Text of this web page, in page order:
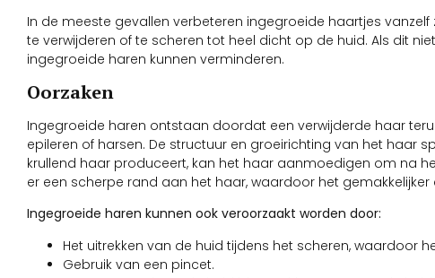
In de meeste gevallen verbeteren ingegroeide haartjes
te verwijderen of te scheren tot heel dicht op de huid. Als dit
ingegroeide haren kunnen verminderen.
Oorzaken
Ingegroeide haren ontstaan doordat een verwijderde haar
epileren of harsen. De structuur en groeirichting van het haar
krullend haar produceert, kan het haar aanmoedigen om na
er een scherpe rand aan het haar, waardoor het gemakkelijker
Ingegroeide haren kunnen ook veroorzaakt worden door:
Het uitrekken van de huid tijdens het scheren, waardoor
Gebruik van een pincet.